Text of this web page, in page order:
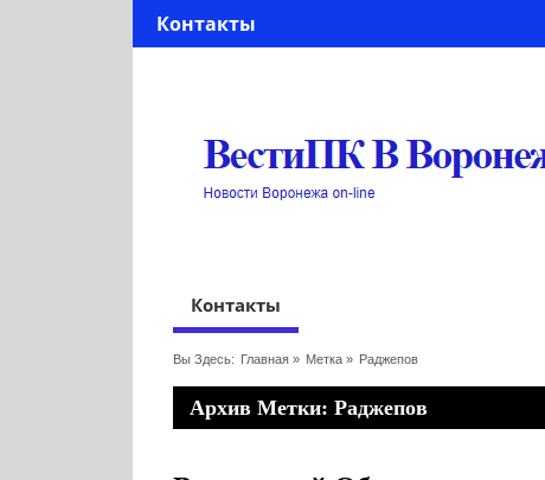
Контакты
Контакты
Вы Здесь: Главная» Метка » Раджепов
Архив Метки: Раджепов